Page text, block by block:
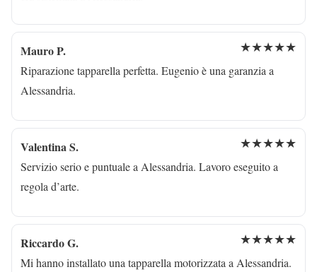
Mauro P. ★★★★★
Riparazione tapparella perfetta. Eugenio è una garanzia a
Alessandria.
Valentina S. ★★★★★
Servizio serio e puntuale a Alessandria. Lavoro eseguito a
regola d’arte.
Riccardo G. ★★★★★
Mi hanno installato una tapparella motorizzata a Alessandria.